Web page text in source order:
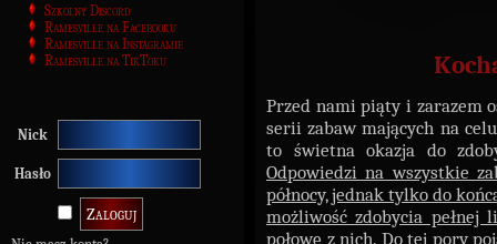
Szkolny Discord
Ramesville na Facebooku
Ramesville na Instagramie
Ramesville na TikToku
Nick
Hasło
Przed nami piąty i zarazem
serii zabaw mających na
to świetna okazja do
Odpowiedzi na wszystkie
północy, jednak tylko do
możliwość zdobycia pełnej
połowę z nich. Do tej pory